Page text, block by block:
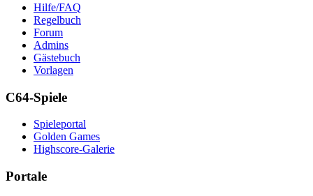
Hilfe/FAQ
Regelbuch
Forum
Admins
Gästebuch
Vorlagen
C64-Spiele
Spieleportal
Golden Games
Highscore-Galerie
Portale